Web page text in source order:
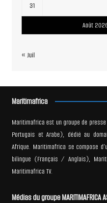
Août
31
« Juil
Maritimafrica
Maritimafrica est un groupe de
Portugais et Arabe), dédié au
Afrique. Maritimafrica se compose
bilingue (Français / Anglais),
Maritimafrica TV.
Médias du groupe MARITIMAFRICA